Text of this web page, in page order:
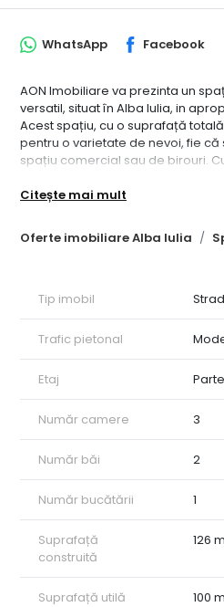
Oferte imobiliare Alba Iulia
WhatsApp Facebook
AON Imobiliare va prezinta un
versatil, situat în Alba Iulia, in
Acest spațiu, cu o suprafață
pentru o varietate de nevoi, fie
spațiu comercial sau de birouri.
adapta cu ușurință la diverse
• Suprafață totală: 126 mp
• Regim de înălțime: P+M
 Spațiu deschis
 Baie
 Birou
o Mansardă (cu intrare separată):
 Baie
 Bucătărie
 Balcon (poate fi folosit și pentru
• Loc de parcare: 2 locuri private
• Suprafață teren: 95 mp
facilitățile orașului.
Avantajele acestui spațiu:
• Versatilitate: Poate fi utilizat ca
sau chiar ca locuință (mansarda).
• Locație excelentă: Acces facil
Alba Iulia.
Citește mai mult
Tip imobil
Trafic pietonal
Etaj
Număr camere 3
Număr băi 2
Număr bucătării 1
Suprafață
construită
126
Suprafață utilă 100